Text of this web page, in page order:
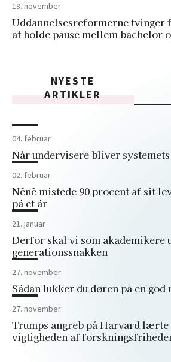
18. november
Uddannelsesreformerne tvinger
at holde pause mellem bachelor
NYESTE
ARTIKLER
04. februar
Når undervisere bliver
02. februar
Néné mistede 90 procent af sit
på et år
21. januar
Derfor skal vi som akademikere
generationssnakken
27. november
Sådan lukker du døren på en god
27. november
Trumps angreb på Harvard lærte
vigtigheden af